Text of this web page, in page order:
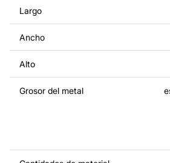
modificados.
Por un precio adicional, podemos
haciendo otros cambios para que
un producto de metal, ponte en
Si tienes alguna pregunta o
contacto con nosotros en
Largo
Ancho
Alto
Grosor del metal